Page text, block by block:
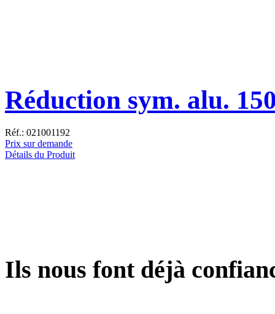
Réduction sym. alu.
Réf.: 021001192
Prix sur demande
Détails du Produit
Ils nous font déjà